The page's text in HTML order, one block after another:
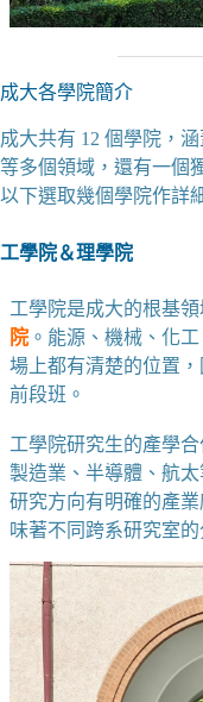
成大各學院簡介
成大共有 12 個學院，
等多個領域，還有一個
以下選取幾個學院作詳
工學院＆理學院
工學院是成大的根基
院 。能源、機械、化
場上都有清楚的位置
前段班。
工學院研究生的產學
製造業、半導體、航
研究方向有明確的產
味著不同跨系研究室